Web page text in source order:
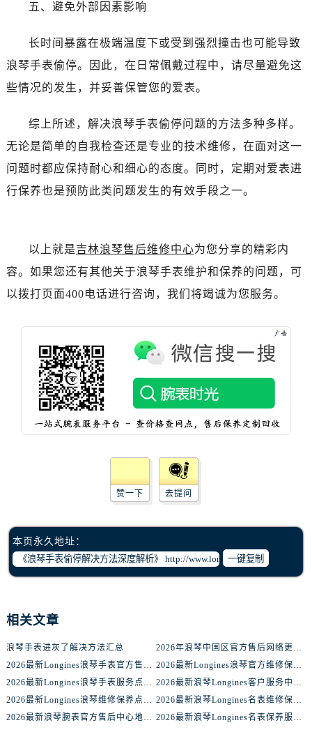
五、避免外部因素影响
长时间暴露在极端温度下或受到强烈撞击也可能导致
浪琴手表偷停。因此，在日常佩戴过程中，请尽量避免这
些情况的发生，并妥善保管您的爱表。
综上所述，解决浪琴手表偷停问题的方法多种多样。
无论是简单的自我检查还是专业的技术维修，在面对这一
问题时都应保持耐心和细心的态度。同时，定期对爱表进
行保养也是预防此类问题发生的有效手段之一。
以上就是吉林浪琴售后维修中心为您分享的精彩内
容。如果您还有其他关于浪琴手表维护和保养的问题，可
以拨打页面400电话进行咨询，我们将竭诚为您服务。
赞一下 去提问
本页永久地址：
一键复制
相关文章
浪琴手表进灰了解决方法汇总